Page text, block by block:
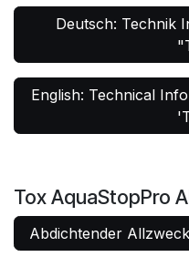
Deutsch: Technik
English: Technical
Tox AquaStopPro
Abdichtender